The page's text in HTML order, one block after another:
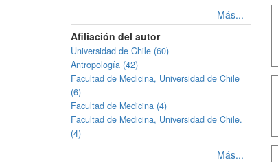
Más...
Afiliación del autor
Universidad de Chile (60)
Antropología (42)
Facultad de Medicina, Universidad de Chile
(6)
Facultad de Medicina (4)
Facultad de Medicina, Universidad de Chile.
(4)
Más...